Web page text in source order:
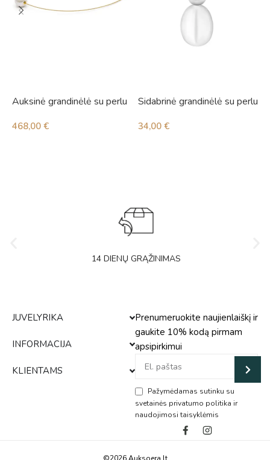
Auksinė grandinėlė su perlu
468,00 €
Sidabrinė grandinėlė su perlu
34,00 €
14 DIENŲ GRĄŽINIMAS
JUVELYRIKA
INFORMACIJA
KLIENTAMS
Prenumeruokite naujienlaiškį ir
gaukite 10% kodą pirmam
apsipirkimui
Pažymėdamas sutinku su
svetainės privatumo politika ir
naudojimosi taisyklėmis
Alternative: